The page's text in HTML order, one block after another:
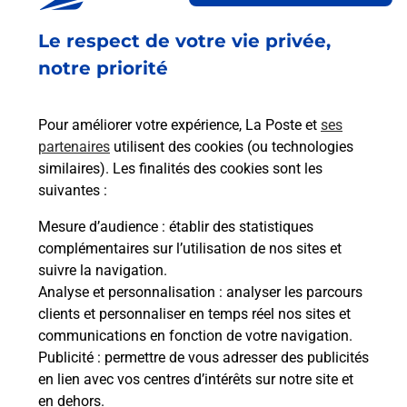
Le respect de votre vie privée,
notre priorité
Pour améliorer votre expérience, La Poste et ses
partenaires utilisent des cookies (ou technologies
similaires). Les finalités des cookies sont les
suivantes :
Mesure d’audience : établir des statistiques
complémentaires sur l’utilisation de nos sites et
suivre la navigation.
Analyse et personnalisation : analyser les parcours
clients et personnaliser en temps réel nos sites et
communications en fonction de votre navigation.
Publicité : permettre de vous adresser des publicités
en lien avec vos centres d’intérêts sur notre site et
en dehors.
ouvre mardi à 10h00
28 RUE GUSTAVE FLAUBERT
35400 ST MALO
Malin !
La Poste
en ligne
Ouvert 24h/24
En savoir plus